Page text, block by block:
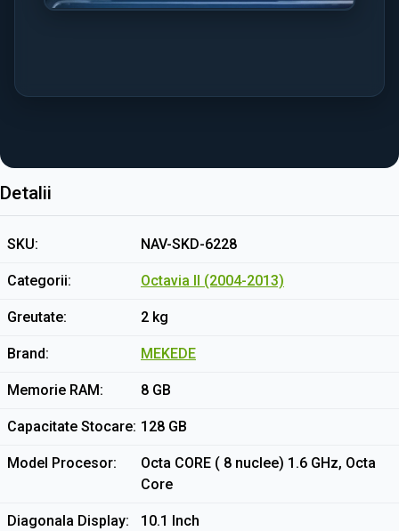
Detalii
SKU NAV-SKD-6228
Categorii Octavia II (2004-2013)
Greutate 2 kg
Brand MEKEDE
Memorie RAM 8 GB
Capacitate Stocare 128 GB
Model Procesor
Octa CORE ( 8 nuclee) 1.6 GHz, Octa
Core
Diagonala Display 10.1 Inch